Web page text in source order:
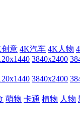
意 4K汽车 4K人物
3840x2400
3840x2400
萌物 卡通 植物 人物